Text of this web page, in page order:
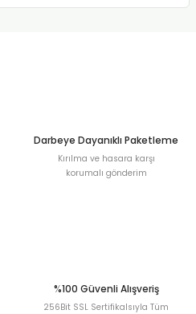
Darbeye Dayanıklı Paketleme
Kırılma ve hasara karşı
korumalı gönderim
%100 Güvenli Alışveriş
256Bit SSL Sertifikalsıyla Tüm